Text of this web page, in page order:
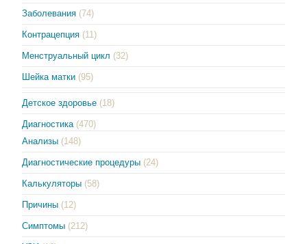
Заболевания (74)
Контрацепция (11)
Менструальный цикл (32)
Шейка матки (95)
Детское здоровье (18)
Диагностика (470)
Анализы (148)
Диагностические процедуры (24)
Калькуляторы (58)
Причины (12)
Симптомы (212)